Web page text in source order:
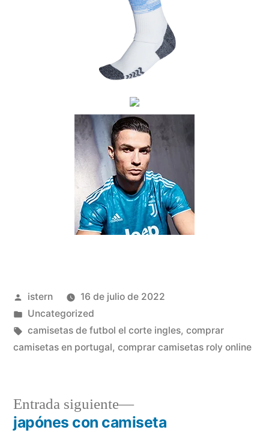
Publicado
por
istern
16 de julio de 2022
Publicado
en
Uncategorized
Etiquetas:
camisetas de futbol el corte ingles, comprar
camisetas en portugal, comprar camisetas roly online
Entrada siguiente
Entrada
siguiente:
japónes con camiseta